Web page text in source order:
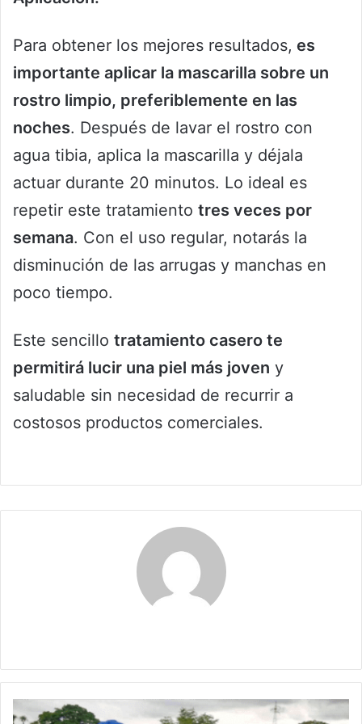
Para obtener los mejores resultados, es
importante aplicar la mascarilla sobre un
rostro limpio, preferiblemente en las
noches. Después de lavar el rostro con
agua tibia, aplica la mascarilla y déjala
actuar durante 20 minutos. Lo ideal es
repetir este tratamiento tres veces por
semana. Con el uso regular, notarás la
disminución de las arrugas y manchas en
poco tiempo.
Este sencillo tratamiento casero te
permitirá lucir una piel más joven y
saludable sin necesidad de recurrir a
costosos productos comerciales.
Gobierno